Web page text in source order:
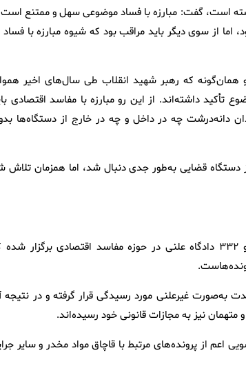
است، گفت: مبارزه با فساد موضوعی سهل و ممتنع است
اما از سوی دیگر باید مراقب بود که شیوه مبارزه با فساد
همان‌گونه که رهبر شهید انقلاب طی سال‌های اخیر
تأکید داشته‌اند. از این رو مبارزه با مفاسد اقتصادی
دانه‌درشت چه در داخل و چه در خارج از دستگاه‌ها
دستگاه قضایی به‌طور جدی دنبال شد، اما همزمان تلاش
وی با ارائه آماری از عملکرد دستگاه قضایی گفت: طی پنج سال گذشته یک‌هزار و ۳۳۲ دادگاه علنی در حوزه مفاسد اقتصادی برگزار
نیز طی همین مدت به‌صورت غیرعلنی مورد رسیدگی قرار گرفته و در
نیز به مجازات قانونی خود رسیده‌اند.
طی پنج سال گذشته به بیش از ۶ هزار پرونده پولشویی اعم از پرونده‌های مرتبط با قاچاق مواد مخدر و سایر